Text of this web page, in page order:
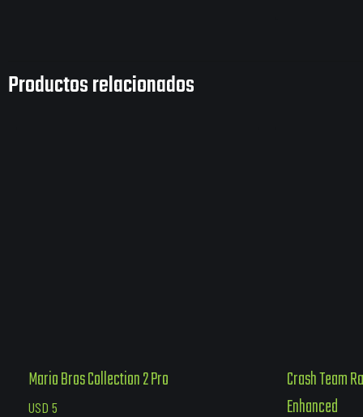
Productos relacionados
Mario Bros Collection 2 Pro
USD 5
Crash Team
Enhanced